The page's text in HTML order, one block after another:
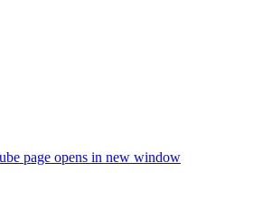
page opens in new window